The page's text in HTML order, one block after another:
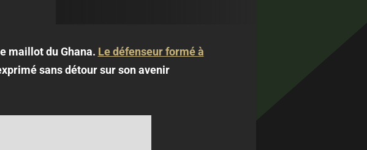
maillot du Ghana. Le défenseur formé à
sans détour sur son avenir